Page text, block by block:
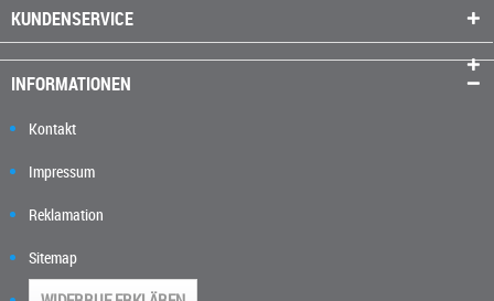
KUNDENSERVICE
INFORMATIONEN
Kontakt
Impressum
Reklamation
Sitemap